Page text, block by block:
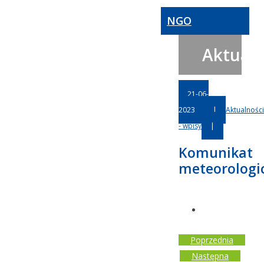
NGO
21-06-
2023
|
Aktualności
- wpisy
|
Komunikat
Poprzednia
Następna